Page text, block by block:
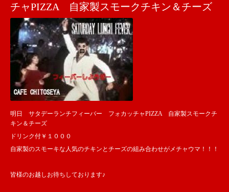
チャPIZZA 自家製スモークチキン＆チーズ
明日 サタデーランチフィーバー フォカッチャPIZZA 自家製スモークチ
キン＆チーズ
ドリンク付￥１０００
自家製のスモーキな人気のチキンとチーズの組み合わせがメチャウマ！！！
皆様のお越しお待ちしております♪